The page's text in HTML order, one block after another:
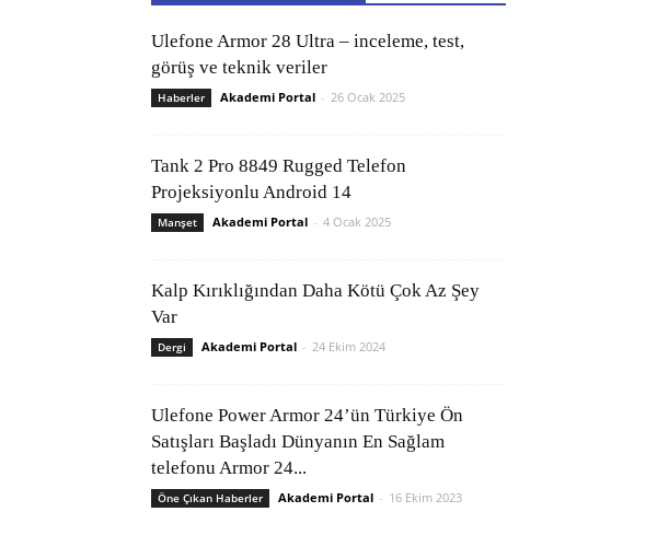
Ulefone Armor 28 Ultra – inceleme, test,
görüş ve teknik veriler
Haberler Akademi Portal - 26 Ocak 2025
Tank 2 Pro 8849 Rugged Telefon
Projeksiyonlu Android 14
Manşet Akademi Portal - 4 Ocak 2025
Kalp Kırıklığından Daha Kötü Çok Az Şey
Var
Dergi Akademi Portal - 24 Ekim 2024
Ulefone Power Armor 24’ün Türkiye Ön
Satışları Başladı Dünyanın En Sağlam
telefonu Armor 24...
Öne Çıkan Haberler Akademi Portal - 16 Ekim 2023